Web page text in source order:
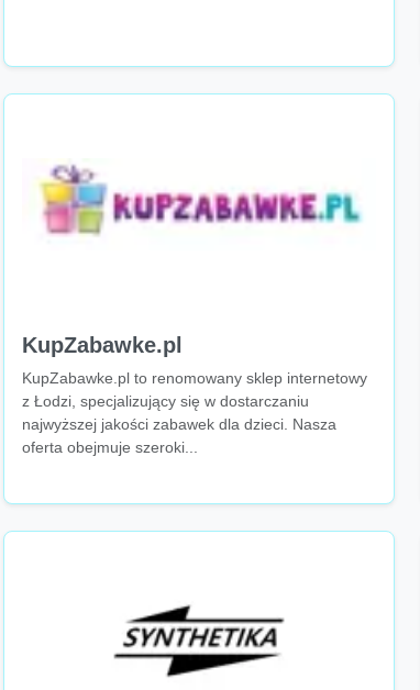
KupZabawke.pl
KupZabawke.pl to renomowany sklep internetowy
z Łodzi, specjalizujący się w dostarczaniu
najwyższej jakości zabawek dla dzieci. Nasza
oferta obejmuje szeroki...